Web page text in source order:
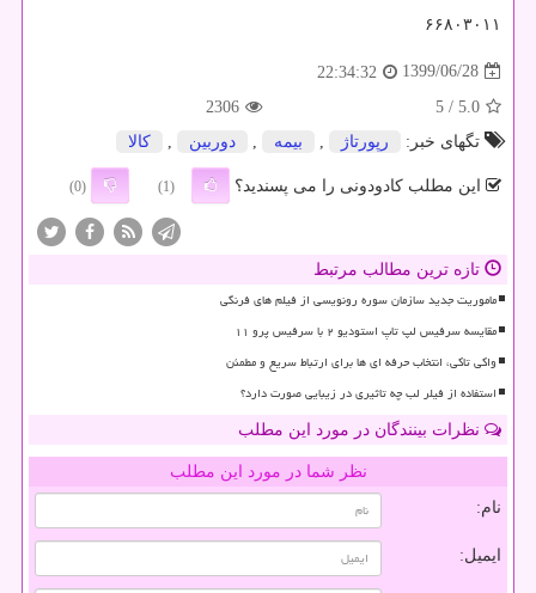
۶۶۸۰۳۰۱۱
1399/06/28
22:34:32
5.0
/ 5
2306
تگهای خبر:
رپورتاژ , بیمه , دوربین , كالا
این مطلب کادودونی را می پسندید؟ (1)
(0)
تازه ترین مطالب مرتبط
ماموریت جدید سازمان سوره رونویسی از فیلم های فرنگی
مقایسه سرفیس لپ تاپ استودیو ۲ با سرفیس پرو ۱۱
واکی تاکی، انتخاب حرفه ای ها برای ارتباط سریع و مطمئن
استفاده از فیلر لب چه تاثیری در زیبایی صورت دارد؟
نظرات بینندگان در مورد این مطلب
نظر شما در مورد این مطلب
نام:
ایمیل: